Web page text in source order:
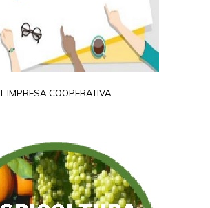
L’IMPRESA COOPERATIVA